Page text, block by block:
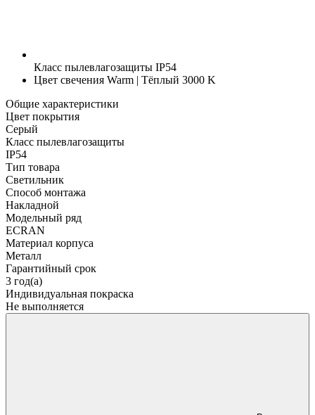
Класс пылевлагозащиты IP54
Цвет свечения Warm | Тёплый 3000 K
Общие характеристики
Цвет покрытия
Серый
Класс пылевлагозащиты
IP54
Тип товара
Светильник
Способ монтажа
Накладной
Модельный ряд
ECRAN
Материал корпуса
Металл
Гарантийный срок
3 год(а)
Индивидуальная покраска
Не выполняется